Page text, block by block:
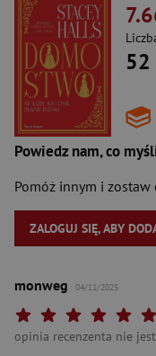
52
Powiedz nam, co
Pomóż innym i zostaw
ZALOGUJ SIĘ, ABY
monweg 04/11/2025
Twoja
Twoja
Twoja ocena:
Twoja ocena:
Twoja ocena:
opinia recenzenta nie